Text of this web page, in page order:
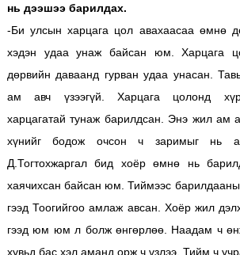
нь дээшээ барилдах.
-Би улсын харцага цол авахаасаа өмнө
хэдэн удаа унаж байсан юм. Харцага
дөрвийн даваанд гурван удаа унасан.
ам авч үзээгүй. Харцага цолонд
харцагатай тунаж барилдсан. Энэ жил ам
хүнийг бодож очсон ч заримыг нь
Д.Тогтохжаргал бид хоёр өмнө нь
хаячихсан байсан юм. Тиймээс
гээд Тоогийгоо амлаж авсан. Хоёр жил
гээд юм юм л болж өнгөрлөө. Наадам ч
хувьд бас хэл аманд орж ч үзлээ. Тийм ч